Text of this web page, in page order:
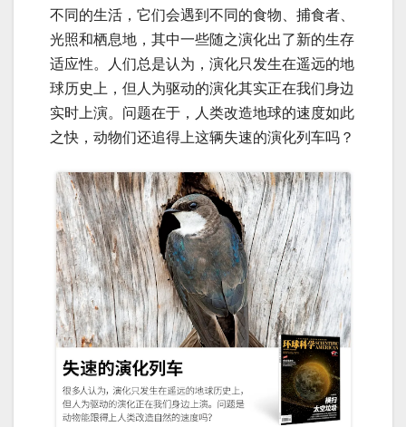
不同的生活，它们会遇到不同的食物、捕食者、
光照和栖息地，其中一些随之演化出了新的生存
适应性。人们总是认为，演化只发生在遥远的地
球历史上，但人为驱动的演化其实正在我们身边
实时上演。问题在于，人类改造地球的速度如此
之快，动物们还追得上这辆失速的演化列车吗？